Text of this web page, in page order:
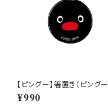
【ピングー】箸置き（ピングー
G20】PG21-402
¥990